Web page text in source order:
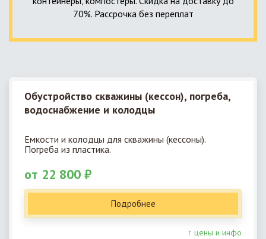
70%. Рассрочка без переплат
Обустройство скважины (кессон), погреба,
водоснабжение и колодцы
Емкости и колодцы для скважины (кессоны).
Погреба из пластика.
от 22 800 ₽
Подробнее
↑ цены и инфо